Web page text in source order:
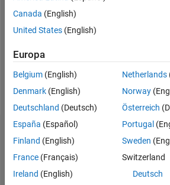
0
Shubham's
Abzeichen
Canada (English)
United States (English)
Europa
Belgium (English)
Denmark (English)
Deutschland (Deutsch)
España (Español)
Finland (English)
France (Français)
Ireland (English)
Netherlands
Norway
Österreich
Portugal
Sweden
Switzerland
Deutsch